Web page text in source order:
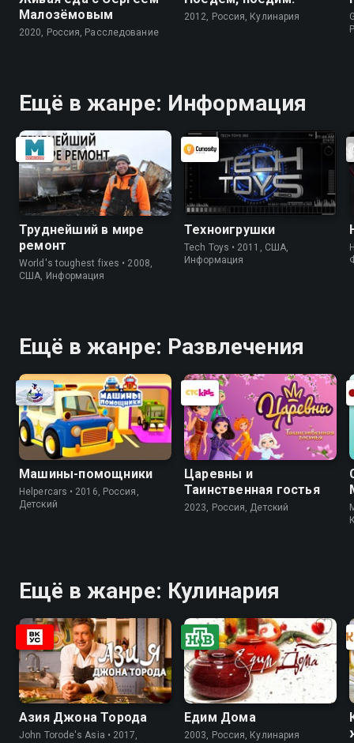
Малозёмовым
2020, Россия, Расследование
2012, Россия, Кулинария
Ещё в жанре: Информация
Труднейший в мире
ремонт
World's toughest fixes • 2008,
США, Информация
Техноигрушки
Tech Toys • 2011, США,
Информация
Ещё в жанре: Развлечения
Машины-помощники
Helpercars • 2016, Россия,
Детский
Царевны и
Таинственная гостья
2023, Россия, Детский
Ещё в жанре: Кулинария
Азия Джона Торода
John Torode's Asia • 2017,
Едим Дома
2003, Россия, Кулинария